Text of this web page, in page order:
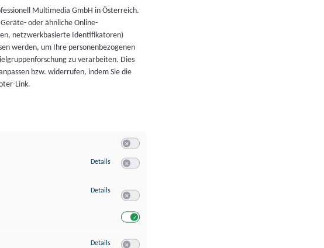
Multimedia GmbH in Österreich.
Geräte- oder ähnliche Online-
netzwerkbasierte Identifikatoren)
werden, um Ihre personenbezogenen
zu verarbeiten. Dies
bzw. widerrufen, indem Sie die
Link.
Details zu Speichern von oder Zugriff auf Informationen auf einem Endgerät
Details zu Verwendung reduzierter Daten zur Auswahl von Werbeanzeigen
Details zu Erstellung von Profilen für personalisierte Werbung